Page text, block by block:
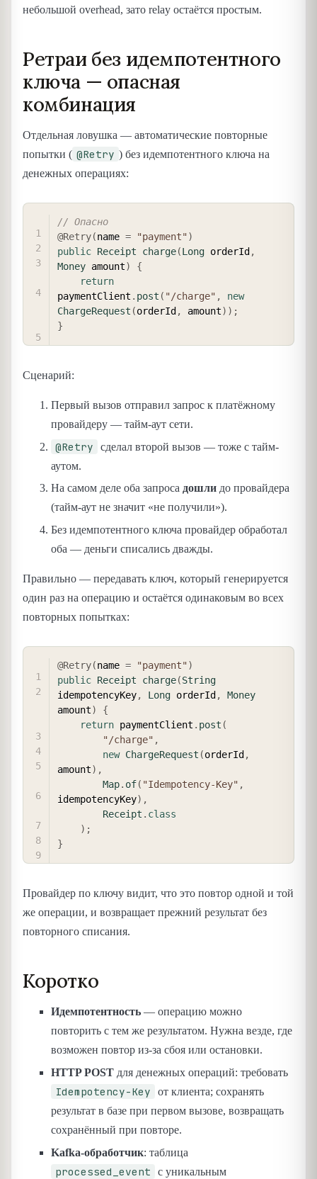
небольшой overhead, зато relay остаётся простым.
Ретраи без идемпотентного
ключа — опасная
комбинация
Отдельная ловушка — автоматические повторные
попытки ( @Retry ) без идемпотентного ключа на
денежных операциях:
// Опасно
@Retry(name = "payment")
public Receipt charge(Long orderId ,
Money amount)
{
return
paymentClient . post ( "/charge" ,
new
ChargeRequest (orderId , amount) ) ;
}
Сценарий:
Первый вызов отправил запрос к платёжному
провайдеру — тайм-аут сети.
@Retry
сделал второй вызов — тоже с тайм-
аутом.
На самом деле оба запроса дошли до провайдера
(тайм-аут не значит «не получили»).
Без идемпотентного ключа провайдер обработал
оба — деньги списались дважды.
Правильно — передавать ключ, который генерируется
один раз на операцию и остаётся одинаковым во всех
повторных попытках:
@Retry(name = "payment")
public Receipt charge(String
idempotencyKey, Long orderId ,
Money
amount)
{
return paymentClient . post (
"/charge" ,
new ChargeRequest (orderId ,
amount) ,
Map. of( "Idempotency-Key" ,
idempotencyKey) ,
Receipt . class
) ;
}
Провайдер по ключу видит, что это повтор одной и той
же операции, и возвращает прежний результат без
повторного списания.
Коротко
Идемпотентность — операцию можно
повторить с тем же результатом. Нужна везде, где
возможен повтор из-за сбоя или остановки.
HTTP POST для денежных операций: требовать
Idempotency-Key
от клиента; сохранять
результат в базе при первом вызове, возвращать
сохранённый при повторе.
Kafka-обработчик: таблица
processed_event
с уникальным